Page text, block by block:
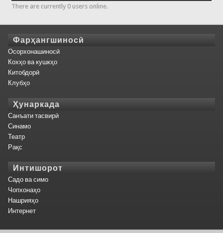
There are currently 0 users online.
Фарҳангшиносӣ
Осорхонашиносӣ
Кохҳо ва кушкҳо
Китобдорӣ
Клубҳо
Ҳунаркада
Санъати тасвирӣ
Синамо
Театр
Рақс
Интишорот
Садо ва симо
Чопхонаҳо
Нашрияҳо
Интернет